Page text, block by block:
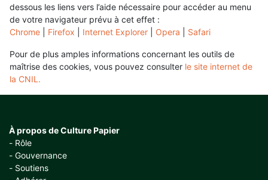
dessous les liens vers l’aide nécessaire pour accéder au menu
de votre navigateur prévu à cet effet :
Chrome
Firefox Internet Explorer Opera Safari
Pour de plus amples informations concernant les outils de
maîtrise des cookies, vous pouvez consulter le site internet de
la CNIL.
À propos de Culture Papier
Rôle
Gouvernance
Soutiens